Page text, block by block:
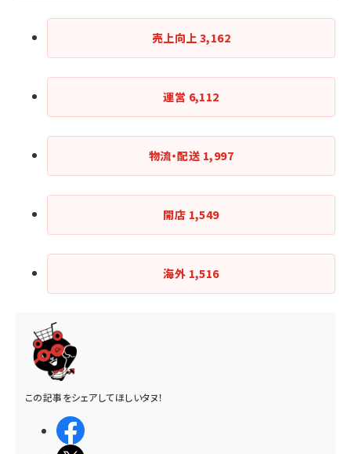
売上向上 3,162
運営 6,112
物流・配送 1,997
開店 1,549
海外 1,516
この記事をシェアしてほしいタヌ！